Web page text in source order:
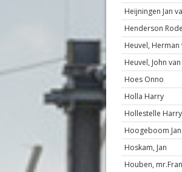
Heijningen Jan
Henderson
Heuvel, Herman
Heuvel, John
Hoes Onno
Holla Harry
Hollestelle Harry
Hoogeboom Jan
Hoskam, Jan
Houben,